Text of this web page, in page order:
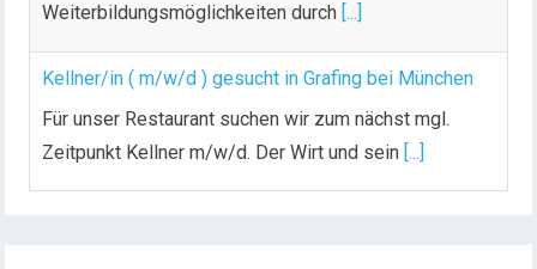
Weiterbildungsmöglichkeiten durch [...]
Kellner/in ( m/w/d ) gesucht in Grafing bei München
Für unser Restaurant suchen wir zum nächst mgl.
Zeitpunkt Kellner m/w/d. Der Wirt und sein [...]